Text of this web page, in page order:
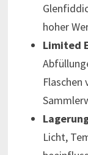
hoher
Limited
Flaschen
Licht,